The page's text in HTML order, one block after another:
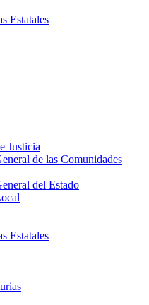
Estatales
Justicia
de las Comunidades
del Estado
Estatales